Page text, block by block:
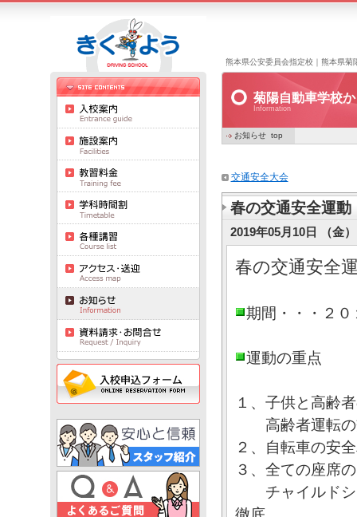
熊本県公安委員会指定校｜熊本県菊
菊陽自動車学校
Information
お知らせ top
交通安全大会
春の交通安全運動
2019年05月10日 （金
春の交通安全
期間・・・２
運動の重点
１、子供と
高齢者運転の
２、自転車の安
３、全ての座席
チャイルドシ